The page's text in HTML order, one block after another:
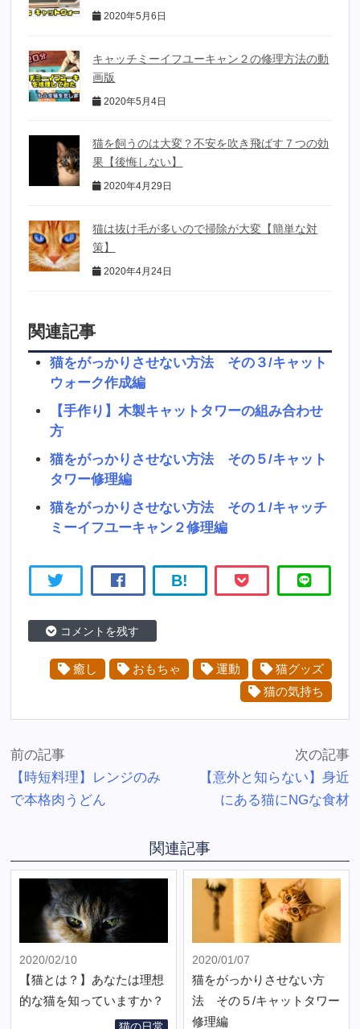
2020年5月6日
キャッチミーイフユーキャン２の修理方法の動
画版
2020年5月4日
猫を飼うのは大変？不安を吹き飛ばす７つの効
果【後悔しない】
2020年4月29日
猫は抜け毛が多いので掃除が大変【簡単な対
策】
2020年4月24日
関連記事
猫をがっかりさせない方法 その３/キャット
ウォーク作成編
【手作り】木製キャットタワーの組み合わせ
方
猫をがっかりさせない方法 その５/キャット
タワー修理編
猫をがっかりさせない方法 その１/キャッチ
ミーイフユーキャン２修理編
B!
コメントを残す
癒し おもちゃ 運動
猫グッズ
猫の気持ち
前の記事
【時短料理】レンジのみ
で本格肉うどん
次の記事
【意外と知らない】身近
にある猫にNGな食材
関連記事
2020/02/10
【猫とは？】あなたは理想
的な猫を知っていますか？
2020/01/07
猫をがっかりさせない方
法 その５/キャットタワー
修理編